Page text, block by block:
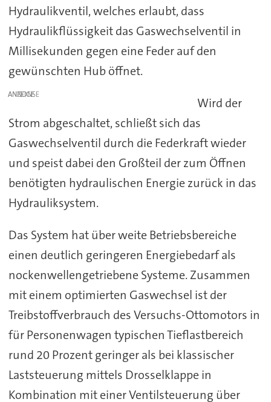
Hydraulikventil, welches erlaubt, dass
Hydraulikflüssigkeit das Gaswechselventil in
Millisekunden gegen eine Feder auf den
gewünschten Hub öffnet.
ANZEIGE
Wird der
Strom abgeschaltet, schließt sich das
Gaswechselventil durch die Federkraft wieder
und speist dabei den Großteil der zum Öffnen
benötigten hydraulischen Energie zurück in das
Hydrauliksystem.
Das System hat über weite Betriebsbereiche
einen deutlich geringeren Energiebedarf als
nockenwellengetriebene Systeme. Zusammen
mit einem optimierten Gaswechsel ist der
Treibstoffverbrauch des Versuchs-Ottomotors in
für Personenwagen typischen Tieflastbereich
rund 20 Prozent geringer als bei klassischer
Laststeuerung mittels Drosselklappe in
Kombination mit einer Ventilsteuerung über